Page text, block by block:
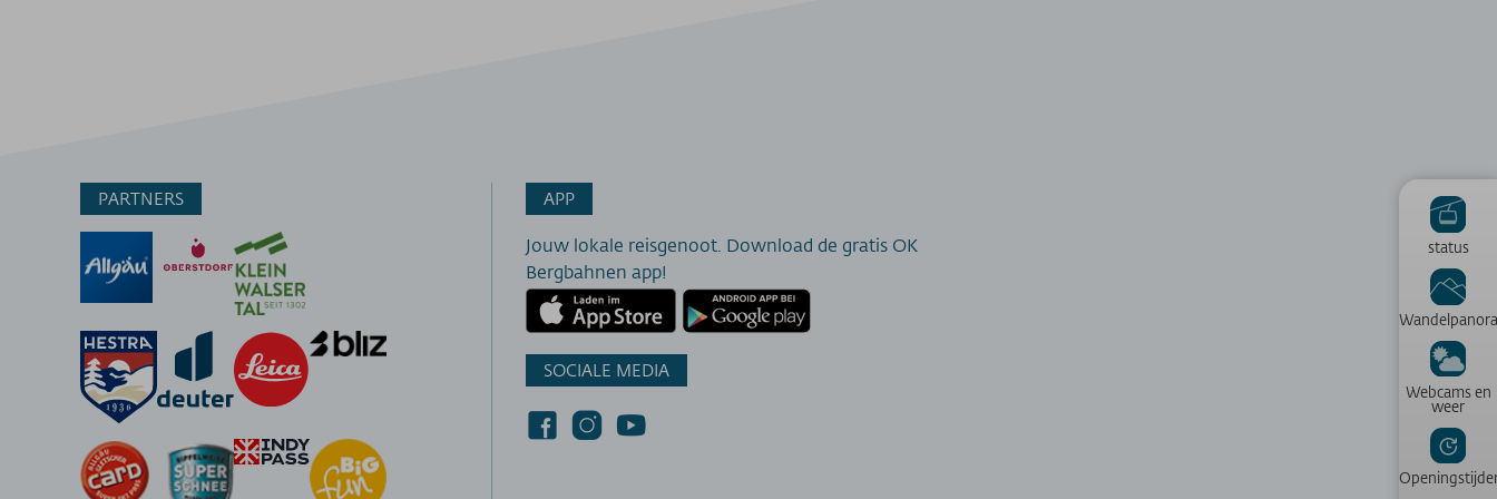
status
Webcams en
weer
PARTNERS APP
Jouw lokale reisgenoot. Download de gratis OK
Bergbahnen app!
SOCIALE MEDIA